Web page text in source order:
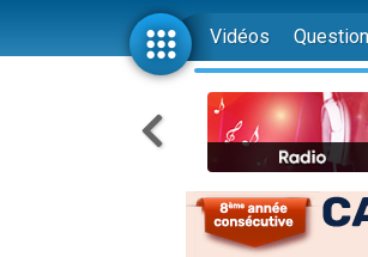
Vidéos